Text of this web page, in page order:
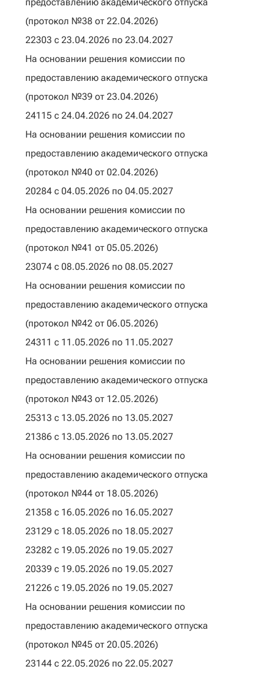
(протокол №38 от 22.04.2026)
22303 с 23.04.2026 по 23.04.2027
На основании решения комиссии по
предоставлению академического отпуска
(протокол №39 от 23.04.2026)
24115 с 24.04.2026 по 24.04.2027
На основании решения комиссии по
предоставлению академического отпуска
(протокол №40 от 02.04.2026)
20284 с 04.05.2026 по 04.05.2027
На основании решения комиссии по
предоставлению академического отпуска
(протокол №41 от 05.05.2026)
23074 с 08.05.2026 по 08.05.2027
На основании решения комиссии по
предоставлению академического отпуска
(протокол №42 от 06.05.2026)
24311 с 11.05.2026 по 11.05.2027
На основании решения комиссии по
предоставлению академического отпуска
(протокол №43 от 12.05.2026)
25313 с 13.05.2026 по 13.05.2027
21386 с 13.05.2026 по 13.05.2027
На основании решения комиссии по
предоставлению академического отпуска
(протокол №44 от 18.05.2026)
21358 с 16.05.2026 по 16.05.2027
23129 с 18.05.2026 по 18.05.2027
23282 с 19.05.2026 по 19.05.2027
20339 с 19.05.2026 по 19.05.2027
21226 с 19.05.2026 по 19.05.2027
На основании решения комиссии по
предоставлению академического отпуска
(протокол №45 от 20.05.2026)
23144 с 22.05.2026 по 22.05.2027